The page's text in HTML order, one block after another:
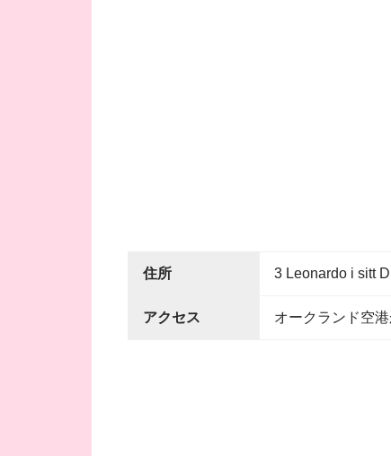
住所 3 Leonardo i sitt
アクセス オークランド空